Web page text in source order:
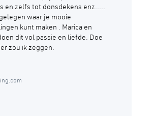
en zelfs tot donsdekens enz.....
waar je mooie
kunt maken . Marica en
dit vol passie en liefde. Doe
zou ik zeggen.